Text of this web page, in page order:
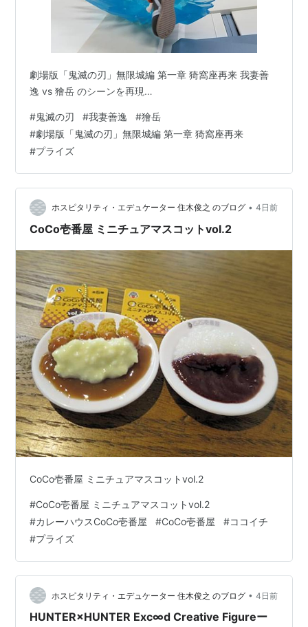
劇場版「鬼滅の刃」無限城編 第一章 猗窩座再来 我妻善
逸 vs 獪岳 のシーンを再現…
#鬼滅の刃 #我妻善逸 #獪岳
#劇場版「鬼滅の刃」無限城編 第一章 猗窩座再来
#プライズ
ホスピタリティ・エデュケーター 住木俊之 のブログ • 4日前
CoCo壱番屋 ミニチュアマスコットvol.2
CoCo壱番屋 ミニチュアマスコットvol.2
#CoCo壱番屋 ミニチュアマスコットvol.2
#カレーハウスCoCo壱番屋 #CoCo壱番屋 #ココイチ
#プライズ
ホスピタリティ・エデュケーター 住木俊之 のブログ • 4日前
HUNTER×HUNTER Exc∞d Creative Figureー